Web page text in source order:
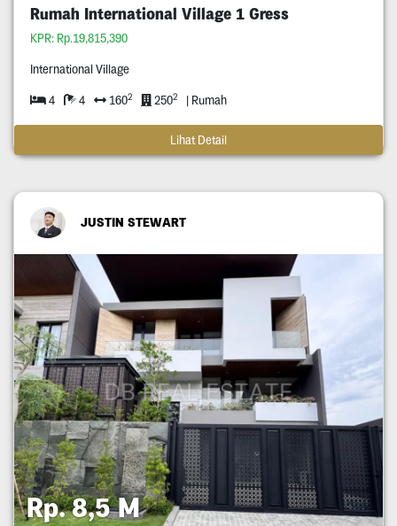
Rumah International Village 1 Gress
KPR: Rp.19,815,390
International Village
4 4 1602 2502 | Rumah
Lihat Detail
JUSTIN STEWART
Rp. 8,5 M